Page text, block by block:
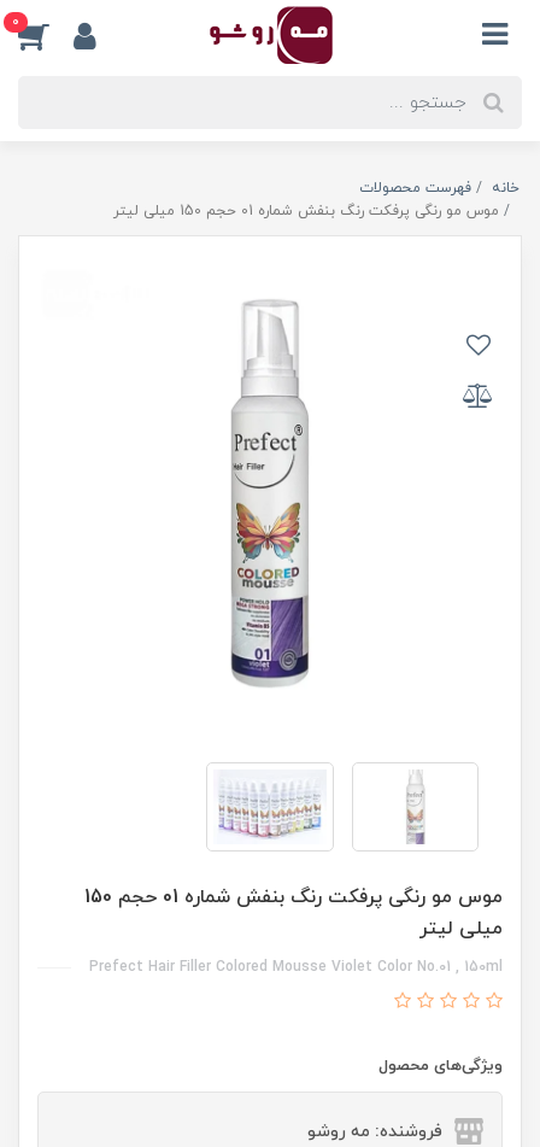
0
خانه
فهرست محصولات
موس مو رنگی پرفکت رنگ بنفش شماره 01 حجم 150 میلی لیتر
موس مو رنگی پرفکت رنگ بنفش شماره 01 حجم 150
میلی لیتر
Prefect Hair Filler Colored Mousse Violet Color No.01 , 150ml
ویژگی‌های محصول
فروشنده: مه رو‌شو